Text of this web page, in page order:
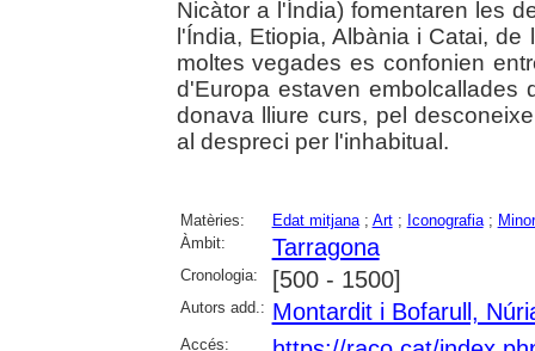
Nicàtor a l'Índia) fomentaren les
l'Índia, Etiopia, Albània i Catai,
moltes vegades es confonien
d'Europa estaven embolcallades
donava lliure curs, pel
al despreci per l'inhabitual.
Matèries: Edat mitjana; Art; Iconografia;
Àmbit:
Tarragona
Cronologia: [500 - 1500]
Autors add.: Montardit i Bofarull,
Accés: